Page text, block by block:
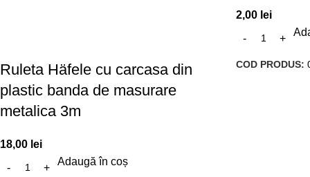
Ruleta Häfele cu carcasa din
plastic banda de masurare
metalica 3m
18,00 lei
Adaugă în coș
2,00 lei
COD PRODUS: